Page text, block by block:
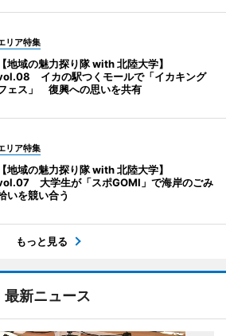
リア特集
【地域の魅力探り隊 with 北陸大学】
イカの駅つくモールで「イカキング
ェス」 復興への思いを共有
リア特集
【地域の魅力探り隊 with 北陸大学】
大学生が「スポGOMI」で海岸のごみ
いを競い合う
もっと見る
最新ニュース